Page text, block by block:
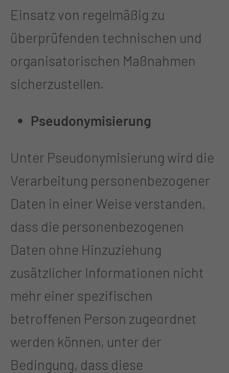
Einsatz von regelmäßig zu
überprüfenden technischen und
organisatorischen Maßnahmen
sicherzustellen.
Pseudonymisierung
Unter Pseudonymisierung wird die
Verarbeitung personenbezogener
Daten in einer Weise verstanden,
dass die personenbezogenen
Daten ohne Hinzuziehung
zusätzlicher Informationen nicht
mehr einer spezifischen
betroffenen Person zugeordnet
werden können, unter der
Bedingung, dass diese